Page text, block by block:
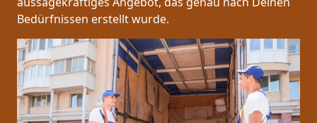
Bedürfnissen erstellt wurde.